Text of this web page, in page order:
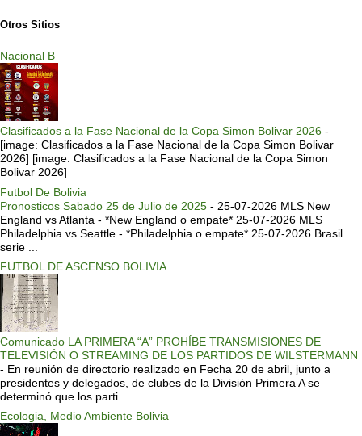
Otros Sitios
Nacional B
Clasificados a la Fase Nacional de la Copa Simon Bolivar 2026 -
[image: Clasificados a la Fase Nacional de la Copa Simon Bolivar
2026] [image: Clasificados a la Fase Nacional de la Copa Simon
Bolivar 2026]
Futbol De Bolivia
Pronosticos Sabado 25 de Julio de 2025 - 25-07-2026 MLS New
England vs Atlanta - *New England o empate* 25-07-2026 MLS
Philadelphia vs Seattle - *Philadelphia o empate* 25-07-2026 Brasil
serie ...
FUTBOL DE ASCENSO BOLIVIA
Comunicado LA PRIMERA “A” PROHÍBE TRANSMISIONES DE
TELEVISIÓN O STREAMING DE LOS PARTIDOS DE WILSTERMANN
- En reunión de directorio realizado en Fecha 20 de abril, junto a
presidentes y delegados, de clubes de la División Primera A se
determinó que los parti...
Ecologia, Medio Ambiente Bolivia